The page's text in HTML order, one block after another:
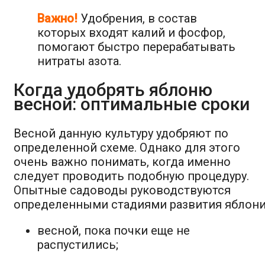
Важно! Удобрения, в состав
которых входят калий и фосфор,
помогают быстро перерабатывать
нитраты азота.
Когда удобрять яблоню
весной: оптимальные сроки
Весной данную культуру удобряют по
определенной схеме. Однако для этого
очень важно понимать, когда именно
следует проводить подобную процедуру.
Опытные садоводы руководствуются
определенными стадиями развития
весной, пока почки еще не
распустились;